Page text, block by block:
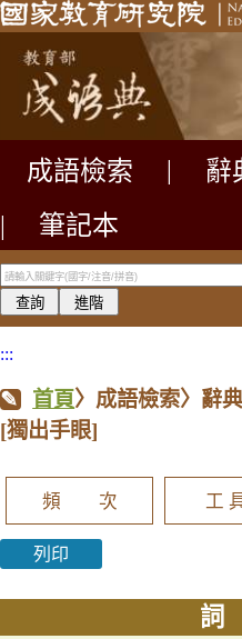
成語檢索 辭
|
筆記本
:::
首頁〉成語檢索〉辭
[獨出手眼]
頻 次 工
列印